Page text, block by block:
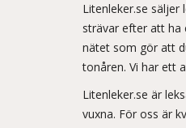
Litenleker.se säljer
strävar efter att ha
nätet som gör att
tonåren. Vi har ett
Litenleker.se är
vuxna. För oss är